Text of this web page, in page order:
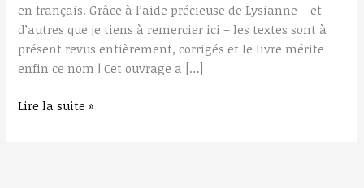
en français. Grâce à l’aide précieuse de Lysianne – et
d’autres que je tiens à remercier ici – les textes sont à
présent revus entièrement, corrigés et le livre mérite
enfin ce nom ! Cet ouvrage a […]
Lire la suite »